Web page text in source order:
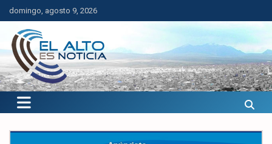
Saltar
al
contenido
domingo, agosto 9, 2026
El Alto es Noticia
Últimas noticias de El Alto, Bolivia y el mundo.